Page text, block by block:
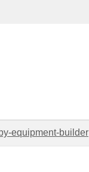
equipment-builder